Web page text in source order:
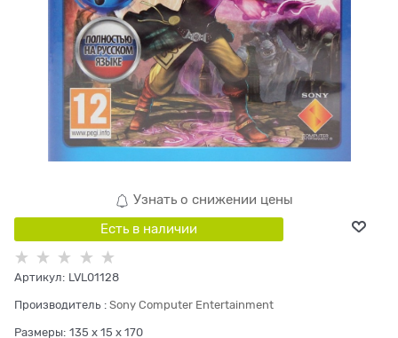
Узнать о снижении цены
Есть в наличии
Артикул: LVL01128
Производитель : Sony Computer Entertainment
Размеры: 135 x 15 x 170